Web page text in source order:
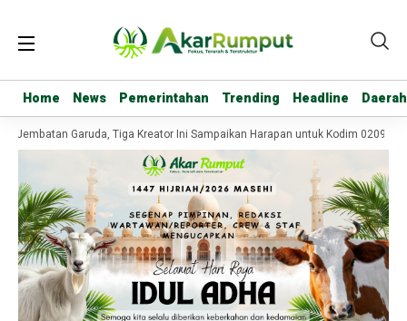
Home News Pemerintahan Trending Headline Daerah
Home News Pemerintahan Trending Headline Daerah
Jembatan Garuda, Tiga Kreator Ini Sampaikan Harapan untuk Kodim 0209/